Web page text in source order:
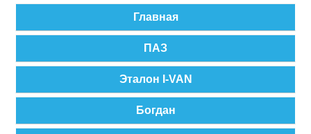
Главная
ПАЗ
Эталон I-VAN
Богдан